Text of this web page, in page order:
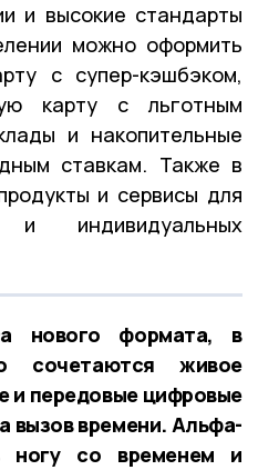
и высокие стандарты
можно оформить
с супер-кэшбэком,
карту с льготным
и накопительные
ставкам. Также в
и сервисы для
индивидуальных
нового формата, в
сочетаются живое
и передовые цифровые
вызов времени. Альфа-
ногу со временем и